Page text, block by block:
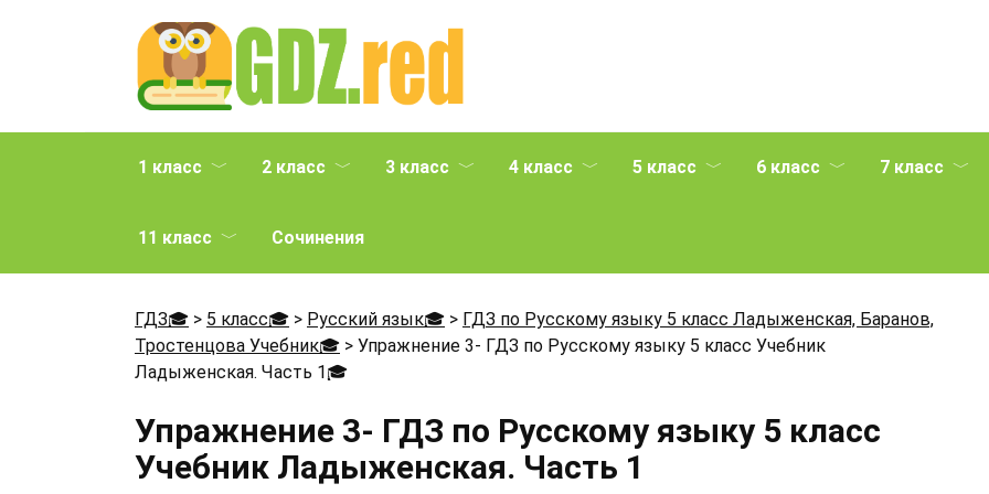
1 класс 2 класс 3 класс 4 класс 5 класс 6 класс 7 класс
11 класс Сочинения
ГДЗ🎓 > 5 класс🎓 > Русский язык🎓 > ГДЗ по Русскому языку 5 класс Ладыженская, Баранов,
Тростенцова Учебник🎓 > Упражнение 3- ГДЗ по Русскому языку 5 класс Учебник
Ладыженская. Часть 1🎓
Упражнение 3- ГДЗ по Русскому языку 5 класс
Учебник Ладыженская. Часть 1